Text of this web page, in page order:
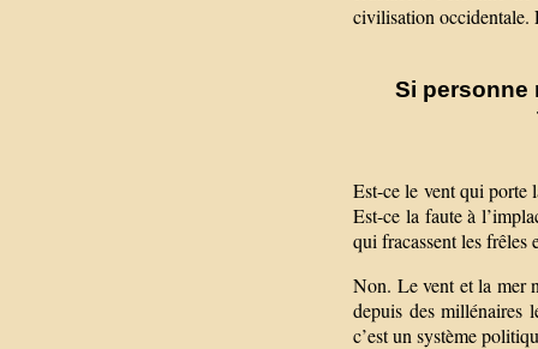
civilisation occidentale.
Si personne
Est-ce le vent qui porte
Est-ce la faute à
qui fracassent les frêles
Non. Le vent et la mer
depuis des millénaires
c’est un système